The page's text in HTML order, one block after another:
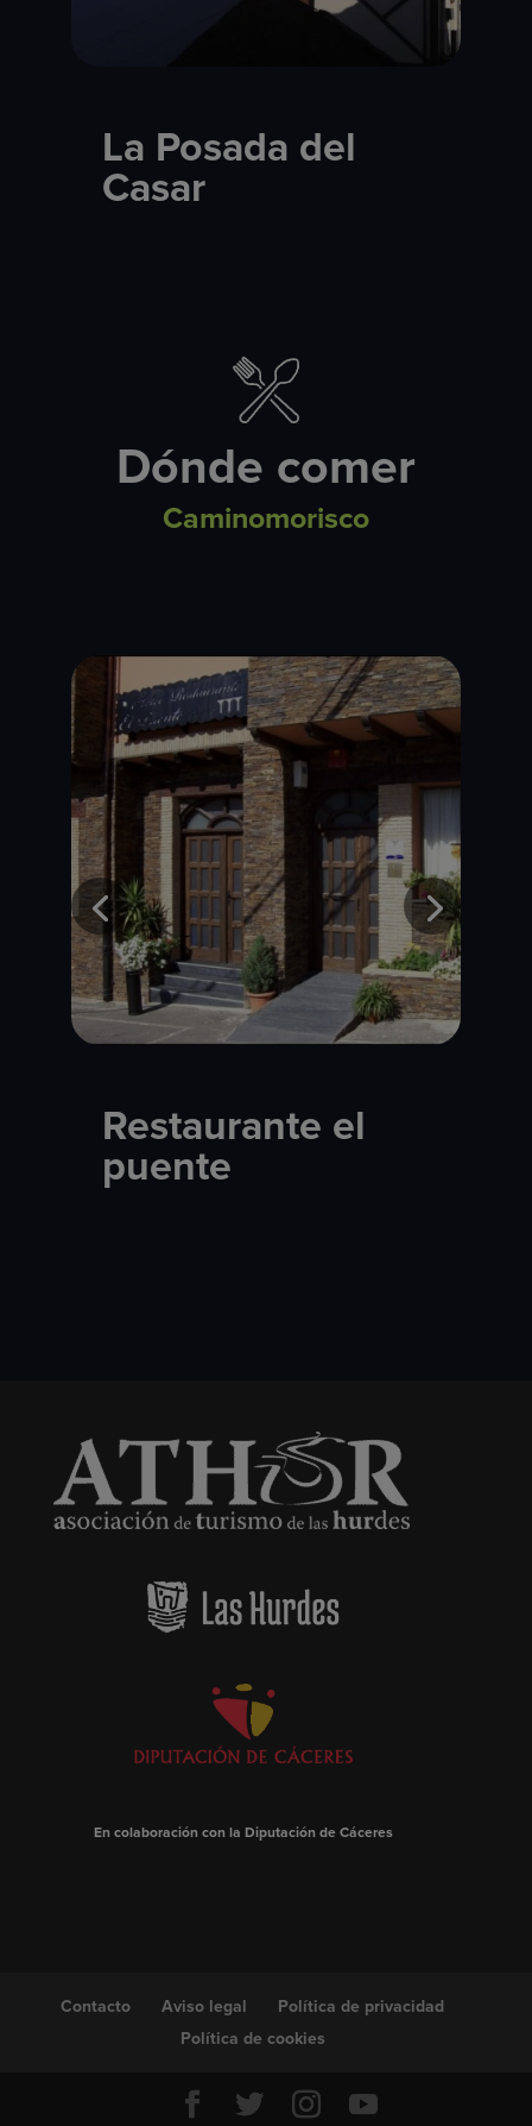
La Posada del
Casar
Dónde comer
Caminomorisco
Restaurante el
puente​
En colaboración con la Diputación de Cáceres
Contacto Aviso legal
Política de privacidad
Política de cookies